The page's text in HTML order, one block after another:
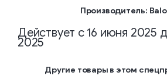
Производитель:
Действует с 16 июня 2025
2025
Другие товары в этом